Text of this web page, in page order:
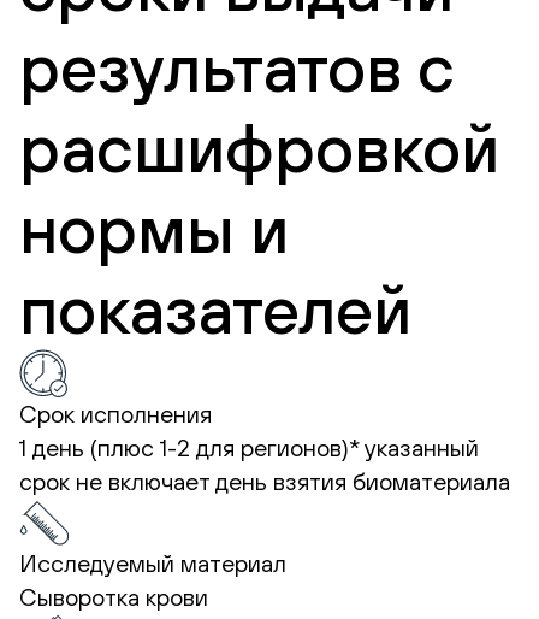
результатов с
расшифровкой
нормы и
показателей
Срок исполнения
1 день (плюс 1-2 для регионов)*указанный
срок не включает день взятия биоматериала
Исследуемый материал
Сыворотка крови